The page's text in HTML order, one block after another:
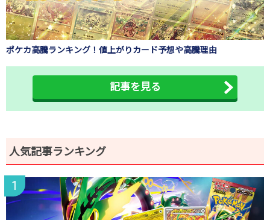
ポケカ高騰ランキング！値上がりカード予想や高騰理由
記事を見る
人気記事ランキング